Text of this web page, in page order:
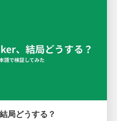
局どうする？